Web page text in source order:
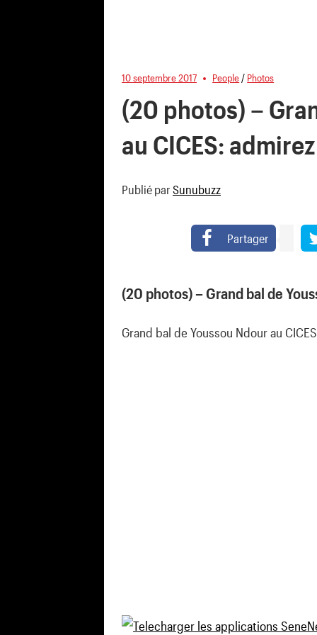
10 septembre 2017 People / Photos
(20 photos) –
au CICES:
Publié par Sunubuzz
Partager
(20 photos) – Grand bal de
Grand bal de Youssou Ndour au